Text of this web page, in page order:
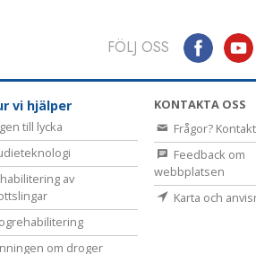
FÖLJ OSS
vi hjälper
till lycka
av
om droger
KONTAKTA OSS
Frågor?
Feedback om
webbplatsen
Karta och